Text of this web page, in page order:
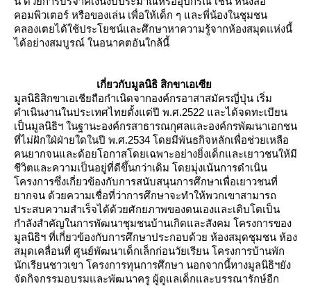
คอมพิวเตอร์ หรือของเล่น เพื่อให้เด็ก ๆ และพี่น้องในชุมชน
คลองเตยได้ใช้ประโยชน์และศึกษาหาความรู้จากห้องสมุดแห่งนี้
ได้อย่างสมบูรณ์ ในอนาคตอันใกล้นี้
เกี่ยวกับมูลนิธิ สิกขาเอเซี
มูลนิธิสิกขาเอเชียถือกำเนิดจากองค์กรอาสาสมัครญี่ปุ่น เริ่ม
ดำเนินงานในประเทศไทยตั้งแต่ปี พ.ศ.2522 และได้จดทะเบียน
เป็นมูลนิธิฯ ในฐานะองค์กรสาธารณกุศลและองค์กรพัฒนาเอกชน
ที่ไม่ฝักใฝ่ฝ่ายใดในปี พ.ศ.2534 โดยมีพันธกิจหลักเพื่อช่วยเหลือ
คนยากจนและด้อยโอกาสโดยเฉพาะอย่างยิ่งเด็กและเยาวชนให้มี
ชีวิตและความเป็นอยู่ที่ดีขึ้นกว่าเดิม โดยมุ่งเน้นการดำเนิน
ครงการซึ่งเกี่ยวข้องกับการสนับสนุนการศึกษาเพื่อเยาวชนที่
ากจน ด้วยความเชื่อที่ว่าการศึกษาจะทำให้พวกเขาสามารถ
ประสบความสำเร็จได้ด้วยศักยภาพของตนเองและเติบโตเป็น
กำลังสำคัญในการพัฒนาชุมชนบ้านเกิดและสังคม โครงการของ
มูลนิธิฯ ที่เกี่ยวข้องกับการศึกษาประกอบด้วย ห้องสมุดชุมชน ห้อง
สมุดเคลื่อนที่ ศูนย์พัฒนาเด็กเล็กก่อนวัยเรียน โครงการบ้านพัก
นักเรียนชาวเขา โครงการทุนการศึกษา นอกจากนี้ทางมูลนิธิฯยัง
จัดกิจกรรมอบรมและพัฒนาครู ผู้ดูแลเด็กและบรรณารักษ์อีก